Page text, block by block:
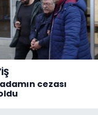
cezası